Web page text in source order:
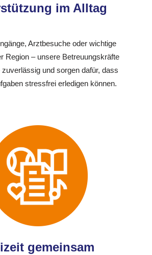
im Alltag
Arztbesuche oder wichtige
Region – unsere Betreuungskräfte
zuverlässig und sorgen dafür, dass
stressfrei erledigen können.
gemeinsam